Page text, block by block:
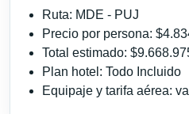
Ruta: MDE - PUJ
Precio por persona:
Total estimado:
Plan hotel: Todo Incluido
Equipaje y tarifa aérea: